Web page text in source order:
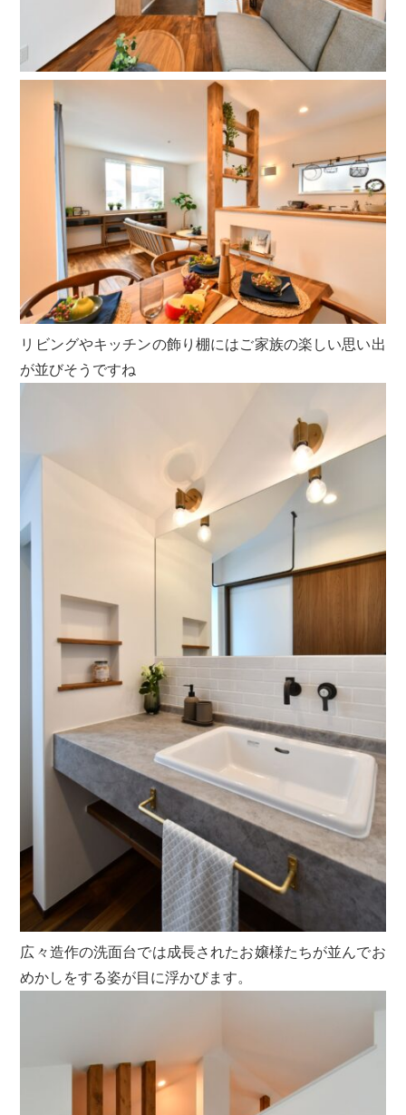
リビングやキッチンの飾り棚にはご家族の楽しい思い出
が並びそうですね
広々造作の洗面台では成長されたお嬢様たちが並んでお
めかしをする姿が目に浮かびます。